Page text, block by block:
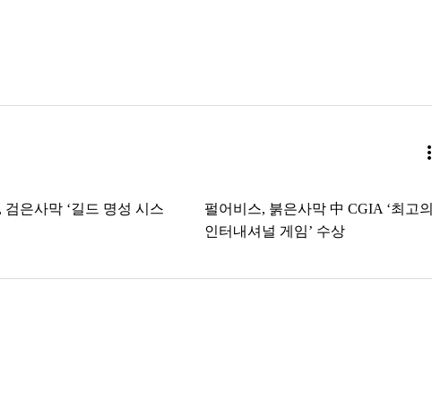
more_vert
검은사막 ‘길드 명성 시스
펄어비스, 붉은사막 中 CGIA ‘최고의
인터내셔널 게임’ 수상